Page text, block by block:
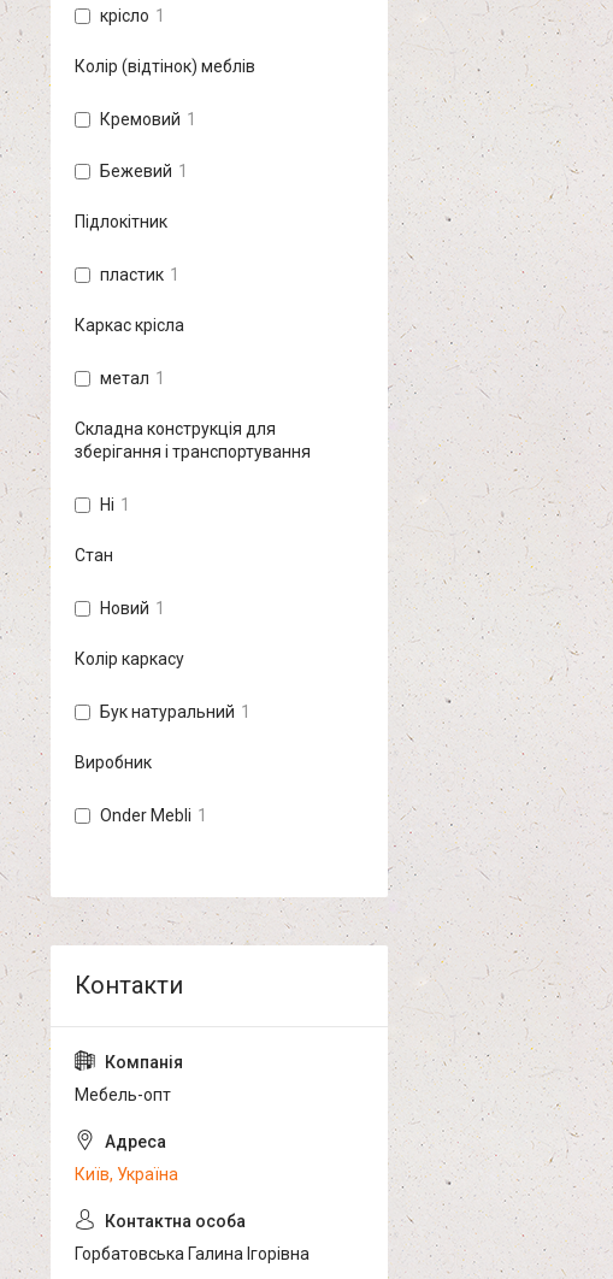
крісло 1
Колір (відтінок) меблів
Кремовий 1
Бежевий 1
Підлокітник
пластик 1
Каркас крісла
метал 1
Складна конструкція для
зберігання і транспортування
Ні 1
Стан
Новий 1
Колір каркасу
Бук натуральний 1
Виробник
Onder Mebli 1
Мебель-опт
Київ, Україна
Горбатовська Галина Ігорівна